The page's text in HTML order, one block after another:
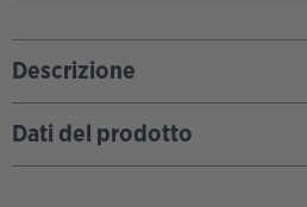
Descrizione
Dati del prodotto